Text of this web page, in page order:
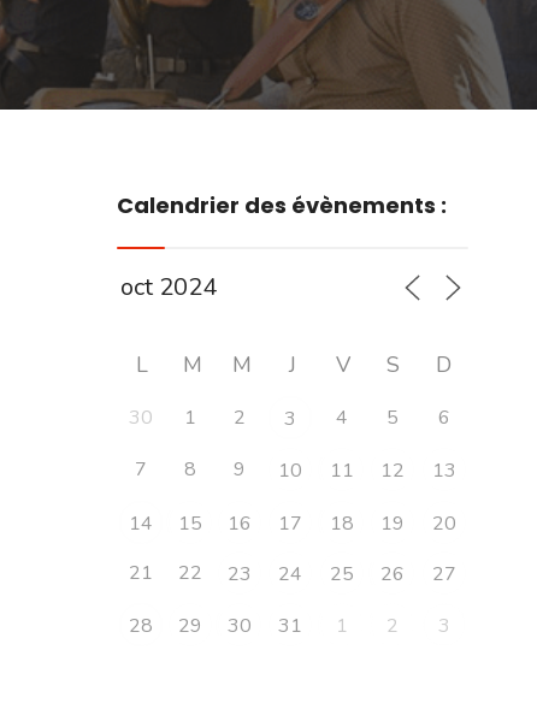
Calendrier des évènements :
L M M J V S D
30 1 2 3 4 5
6
7
8 9 10 11 12
13
14
15 16 17 18 19
20
21
22 23 24 25 26
27
28
29 30 31 1 2 3